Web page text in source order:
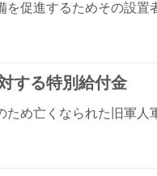
を促進するためその設置
する特別給付金
ため亡くなられた旧軍人